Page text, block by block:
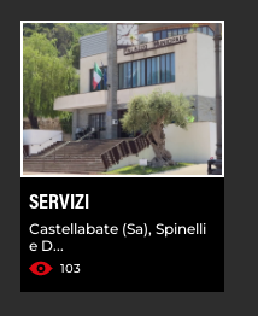
SERVIZI
Castellabate (Sa), Spinelli
e D...
103